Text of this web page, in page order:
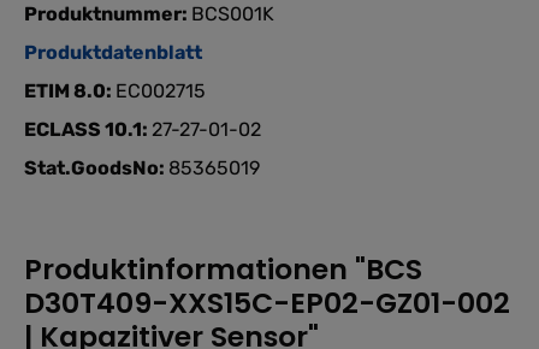
Produktnummer: BCS001K
Produktdatenblatt
ETIM 8.0: EC002715
ECLASS 10.1: 27-27-01-02
Stat.GoodsNo: 85365019
Produktinformationen "BCS
D30T409-XXS15C-EP02-GZ01-002
| Kapazitiver Sensor"